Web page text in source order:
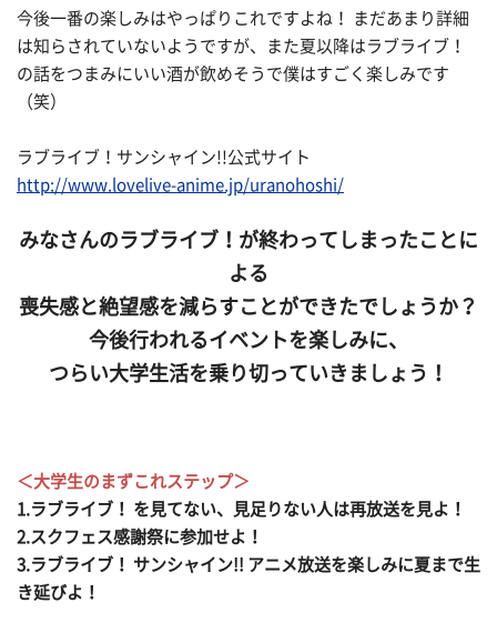
今後一番の楽しみはやっぱりこれですよね！ まだあまり詳細
は知らされていないようですが、また夏以降はラブライブ！
の話をつまみにいい酒が飲めそうで僕はすごく楽しみです
（笑）
ラブライブ！サンシャイン!!公式サイト
http://www.lovelive-anime.jp/uranohoshi/
みなさんのラブライブ！が終わってしまったことに
よる
喪失感と絶望感を減らすことができたでしょうか？
今後行われるイベントを楽しみに、
つらい大学生活を乗り切っていきましょう！
＜大学生のまずこれステップ＞
1.ラブライブ！ を見てない、見足りない人は再放送を見よ！
2.スクフェス感謝祭に参加せよ！
3.ラブライブ！ サンシャイン!! アニメ放送を楽しみに夏まで生
き延びよ！